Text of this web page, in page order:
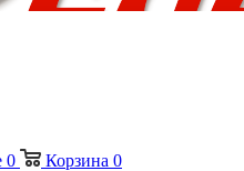
0 Корзина 0